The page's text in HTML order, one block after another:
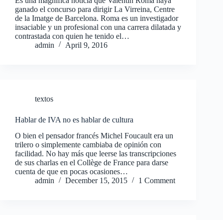
ganado el concurso para dirigir La Virreina, Centre
de la Imatge de Barcelona. Roma es un investigador
insaciable y un profesional con una carrera dilatada y
contrastada con quien he tenido el…
admin
April 9, 2016
textos
Hablar de IVA no es hablar de cultura
O bien el pensador francés Michel Foucault era un
trilero o simplemente cambiaba de opinión con
facilidad. No hay más que leerse las transcripciones
de sus charlas en el Collège de France para darse
cuenta de que en pocas ocasiones…
admin
December 15, 2015 1 Comment